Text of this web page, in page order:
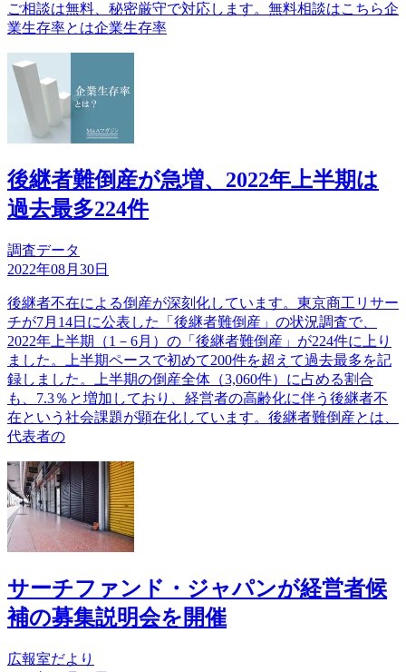
ご相談は無料、秘密厳守で対応します。無料相談はこちら企
業生存率とは企業生存率
後継者難倒産が急増、2022年上半期は
過去最多224件
調査データ
2022年08月30日
後継者不在による倒産が深刻化しています。東京商工リサー
チが7月14日に公表した「後継者難倒産」の状況調査で、
2022年上半期（1－6月）の「後継者難倒産」が224件に上り
ました。上半期ペースで初めて200件を超えて過去最多を記
録しました。上半期の倒産全体（3,060件）に占める割合
も、7.3％と増加しており、経営者の高齢化に伴う後継者不
在という社会課題が顕在化しています。後継者難倒産とは、
代表者の
サーチファンド・ジャパンが経営者候
補の募集説明会を開催
広報室だより